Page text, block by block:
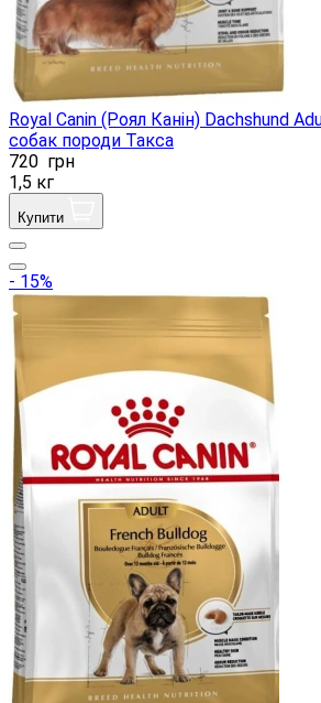
Royal Canin (Роял Канін) Dachshund
собак породи Такса
720 грн
1,5 кг
Купити
- 15%